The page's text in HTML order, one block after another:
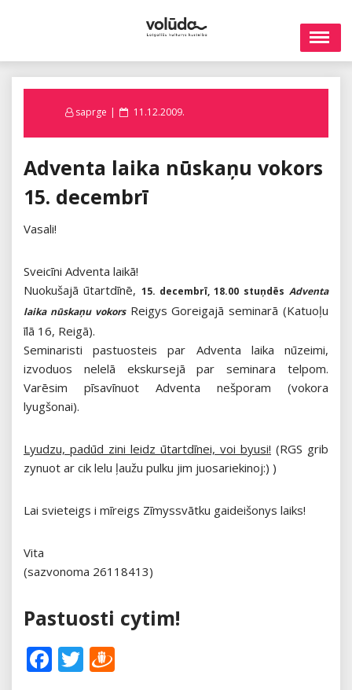
saprge
Posted
11.12.2009.
Adventa laika nūskaņu vokors
15. decembrī
Vasali!
Sveicīni Adventa laikā!
Nuokušajā ūtartdīnē, 15. decembrī, 18.00 stuņdēs Adventa
laika nūskaņu vokorsReigys Goreigajā seminarā (Katuoļu
īlā 16, Reigā).
Seminaristi pastuosteis par Adventa laika nūzeimi,
izvoduos nelelā ekskursejā par seminara telpom.
Varēsim pīsavīnuot Adventa nešporam (vokora
lyugšonai).
Lyudzu, padūd zini leidz ūtartdīnei, voi byusi! (RGS grib
zynuot ar cik lelu ļaužu pulku jim juosariekinoj:) )
Lai svieteigs i mīreigs Zīmyssvātku gaideišonys laiks!
Vita
(sazvonoma 26118413)
Pastuosti cytim!
Facebook
Twitter